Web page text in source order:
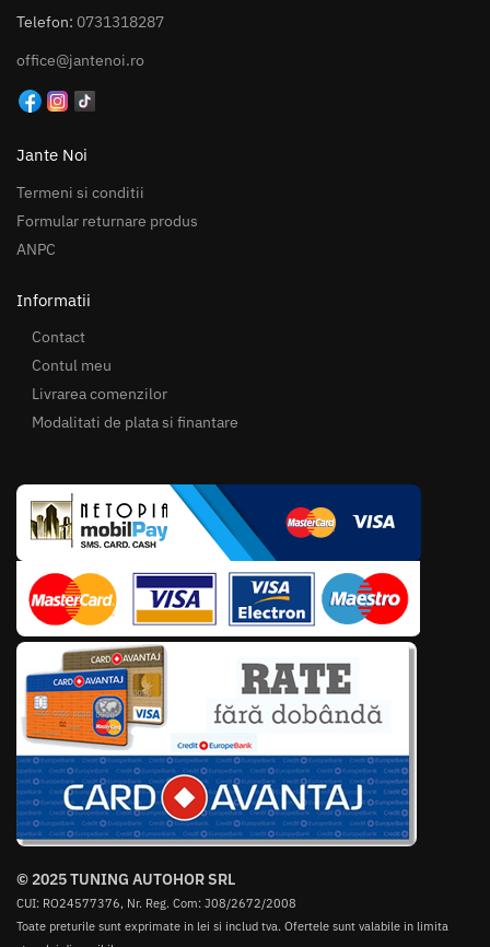
Telefon: 0731318287
office@jantenoi.ro
Jante Noi
Termeni si conditii
Formular returnare produs
ANPC
Informatii
Contact
Contul meu
Livrarea comenzilor
Modalitati de plata si finantare
© 2025 TUNING AUTOHOR SRL
CUI: RO24577376, Nr. Reg. Com: J08/2672/2008
Toate preturile sunt exprimate in lei si includ tva. Ofertele sunt valabile in limita